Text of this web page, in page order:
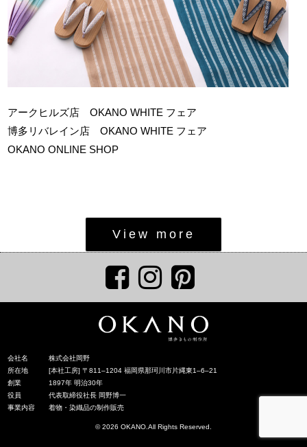
アークヒルズ店 OKANO WHITE フェア
博多リバレイン店 OKANO WHITE フェア
OKANO ONLINE SHOP
View more
会社名
株式会社岡野
所在地
[本社工房] 〒811‒1204 福岡県那珂川市片縄東1‒6‒21
創業
1897年 明治30年
役員
代表取締役社長 岡野博一
事業内容
着物・染織品の制作販売
© 2026 OKANO.All Rights Reserved.